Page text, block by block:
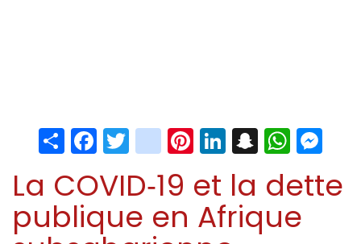
ShareFacebook
Twitter
instagram
Pinterest
LinkedIn
Snapchat
La COVID‑19 et la dette
publique en Afrique